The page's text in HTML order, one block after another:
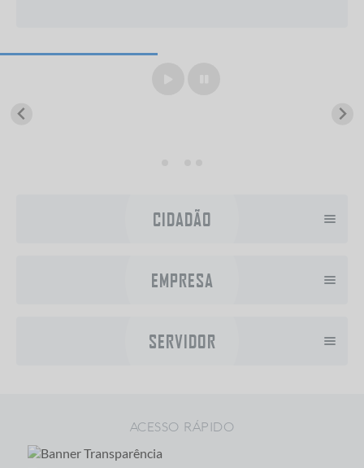
CIDADÃO
EMPRESA
SERVIDOR
ACESSO RÁPIDO